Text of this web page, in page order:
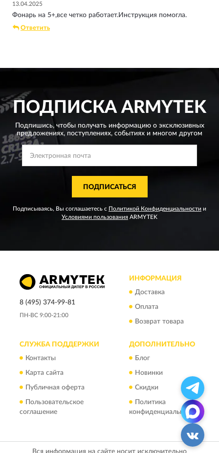
13.04.2025
Фонарь на 5+,все четко работает.Инструкция помогла.
Ответить
ПОДПИСКА ARMYTEK
Подпишись, чтобы получать информацию о эксклюзивных
предложениях, поступлениях, событиях и многом другом
ПОДПИСАТЬСЯ
Подписываясь, Вы соглашаетесь с Политикой Конфиденциальности и
Условиями пользования ARMYTEK
8 (495) 374-99-81
ПН-ВС 9:00-21:00
ИНФОРМАЦИЯ
Доставка
Оплата
Возврат товара
СЛУЖБА ПОДДЕРЖКИ
Контакты
Карта сайта
Публичная оферта
Пользовательское
соглашение
ДОПОЛНИТЕЛЬНО
Блог
Новинки
Скидки
Политика
конфиденциальности
Вся информация на сайте носит исключительно